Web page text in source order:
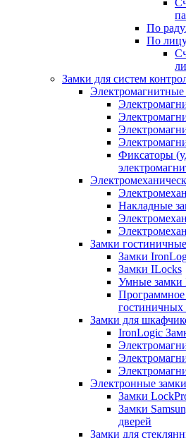
По
По
Замки для систем
Электромагнитные
Фиксаторы
Накладные
Замки гостиничные
Замки
Замки ILocks
Умные
Программное
Замки для
IronLogic
Электронные
Замки
Замки
дверей
Замки для